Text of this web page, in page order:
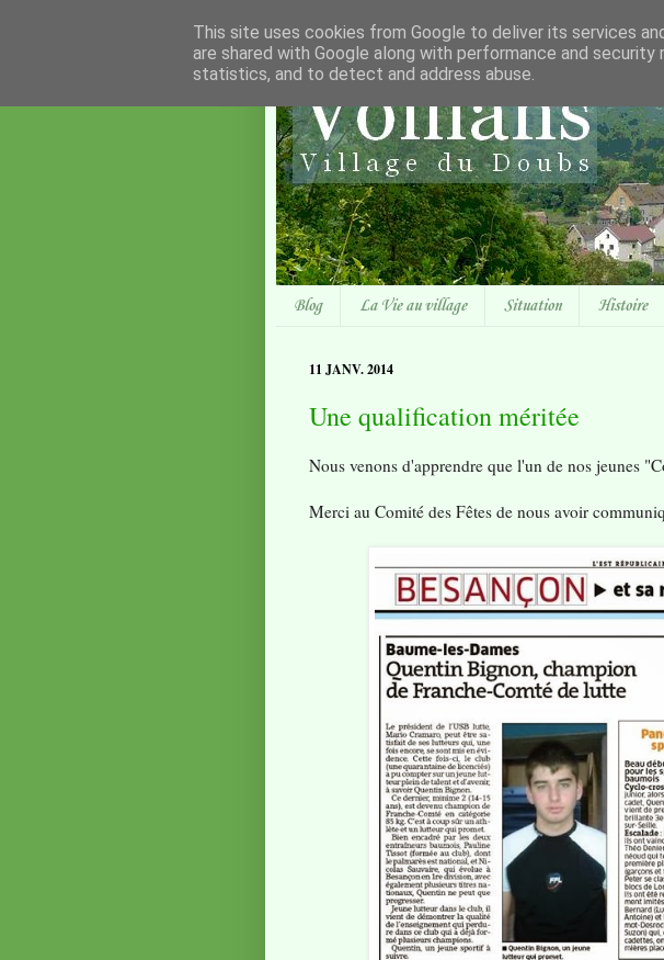
Blog La Vie au village Situation Histoire
11 JANV. 2014
Une qualification méritée
Nous venons d'apprendre que l'un de nos jeunes
Merci au Comité des Fêtes de nous avoir
This site uses cookies from Google to deliver its services
are shared with Google along with performance and
statistics, and to detect and address abuse.